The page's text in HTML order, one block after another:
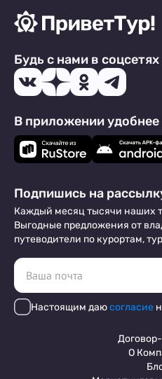
Будь с нами в соцсетях
В приложении удобнее
Подпишись на
Каждый месяц тысячи наших
Выгодные предложения от
путеводители по курортам,
Настоящим даюсогласие
О